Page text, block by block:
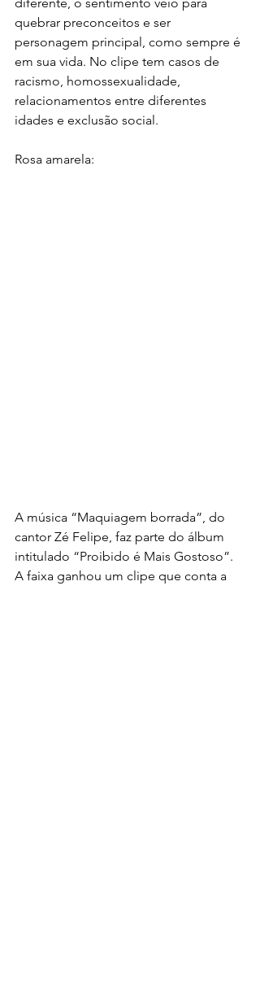
quebrar preconceitos e ser
personagem principal, como sempre é
em sua vida. No clipe tem casos de
racismo, homossexualidade,
relacionamentos entre diferentes
idades e exclusão social.
Rosa amarela:
A música “Maquiagem borrada”, do
cantor Zé Felipe, faz parte do álbum
intitulado “Proibido é Mais Gostoso”.
A faixa ganhou um clipe que conta a